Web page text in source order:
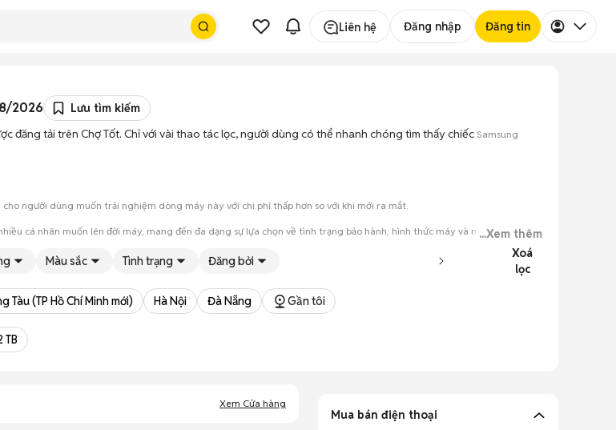
Liên hệ Đăng nhập Đăng tin
2026
Lưu tìm kiếm
đăng tải trên Chợ Tốt. Chỉ với vài thao tác lọc, người dùng có thể nhanh chóng tìm thấy chiếc Samsung
người dùng muốn trải nghiệm dòng máy này với chi phí thấp hơn so với khi mới ra mắt.
cá nhân muốn lên đời máy, mang đến đa dạng sự lựa chọn về tình trạng bảo hành, hình thức máy và màu sắc.
hiệu năng thực tế của máy so với mô tả trên tin đăng.
...Xem thêm
Màu sắc Tình trạng Đăng bởi
Xoá
lọc
Tàu (TP Hồ Chí Minh mới) Hà Nội Đà Nẵng Gần tôi
TB
Xem Cửa hàng
Mua bán điện thoại